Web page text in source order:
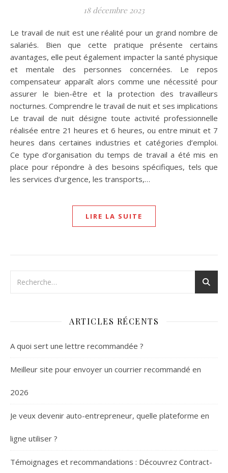
18 décembre 2023
Le travail de nuit est une réalité pour un grand nombre de
salariés. Bien que cette pratique présente certains
avantages, elle peut également impacter la santé physique
et mentale des personnes concernées. Le repos
compensateur apparaît alors comme une nécessité pour
assurer le bien-être et la protection des travailleurs
nocturnes. Comprendre le travail de nuit et ses implications
Le travail de nuit désigne toute activité professionnelle
réalisée entre 21 heures et 6 heures, ou entre minuit et 7
heures dans certaines industries et catégories d’emploi.
Ce type d’organisation du temps de travail a été mis en
place pour répondre à des besoins spécifiques, tels que
les services d’urgence, les transports,…
LIRE LA SUITE
ARTICLES RÉCENTS
A quoi sert une lettre recommandée ?
Meilleur site pour envoyer un courrier recommandé en
2026
Je veux devenir auto-entrepreneur, quelle plateforme en
ligne utiliser ?
Témoignages et recommandations : Découvrez Contract-